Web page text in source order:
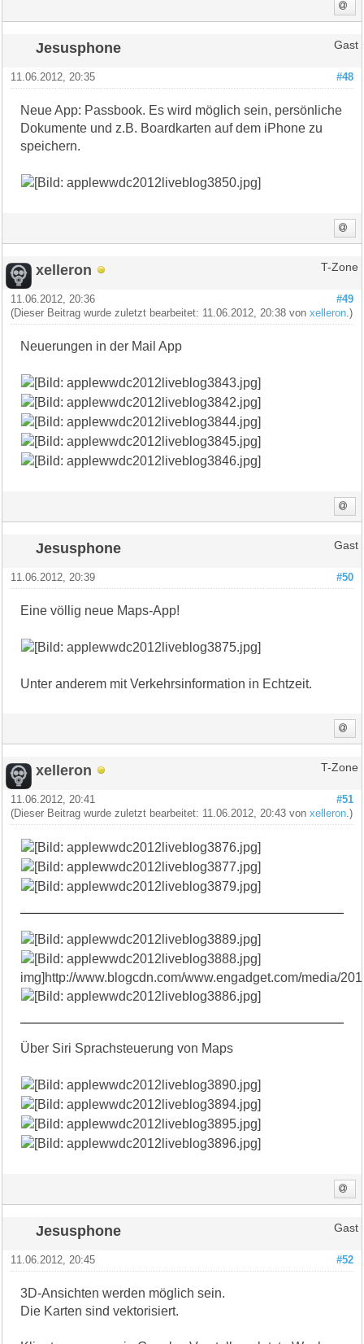
Jesusphone Gast
#48
11.06.2012, 20:35
Neue App: Passbook. Es wird möglich sein, persönliche
Dokumente und z.B. Boardkarten auf dem iPhone zu
speichern.
xelleron T-Zone
#49
11.06.2012, 20:36
(Dieser Beitrag wurde zuletzt bearbeitet: 11.06.2012, 20:38 vonxelleron .)
Neuerungen in der Mail App
Jesusphone Gast
#50
11.06.2012, 20:39
Eine völlig neue Maps-App!
Unter anderem mit Verkehrsinformation in Echtzeit.
xelleron T-Zone
#51
11.06.2012, 20:41
(Dieser Beitrag wurde zuletzt bearbeitet: 11.06.2012, 20:43 vonxelleron .)
img]http://www.blogcdn.com/www.engadget.com/media/
Über Siri Sprachsteuerung von Maps
Jesusphone Gast
#52
11.06.2012, 20:45
3D-Ansichten werden möglich sein.
Die Karten sind vektorisiert.